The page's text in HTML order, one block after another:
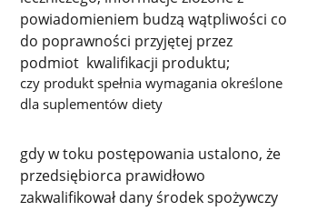
powiadomieniem budzą wątpliwości co
do poprawności przyjętej przez
podmiot kwalifikacji produktu;
czy produkt spełnia wymagania określone
dla suplementów diety
gdy w toku postępowania ustalono, że
przedsiębiorca prawidłowo
zakwalifikował dany środek spożywczy